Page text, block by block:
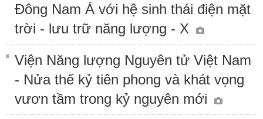
Đông Nam Á với hệ sinh thái điện mặt
trời - lưu trữ năng lượng - X
Viện Năng lượng Nguyên tử Việt Nam
- Nửa thế kỷ tiên phong và khát vọng
vươn tầm trong kỷ nguyên mới